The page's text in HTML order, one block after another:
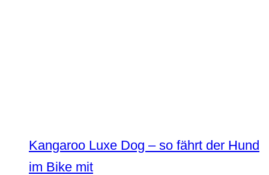
Kangaroo Luxe Dog – so fährt der Hund
im Bike mit